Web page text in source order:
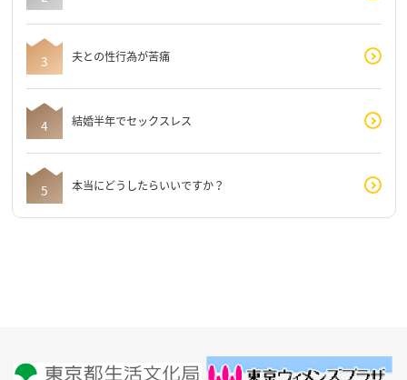
夫との性行為が苦痛
結婚半年でセックスレス
本当にどうしたらいいですか？